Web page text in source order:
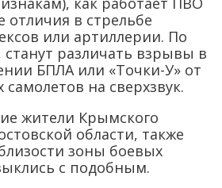
отличия в стрельбе
или артиллерии. По
различать взрывы в
БПЛА или «Точки-У» от
на сверхзвук.
жители Крымского
области, также
зоны боевых
с подобным.